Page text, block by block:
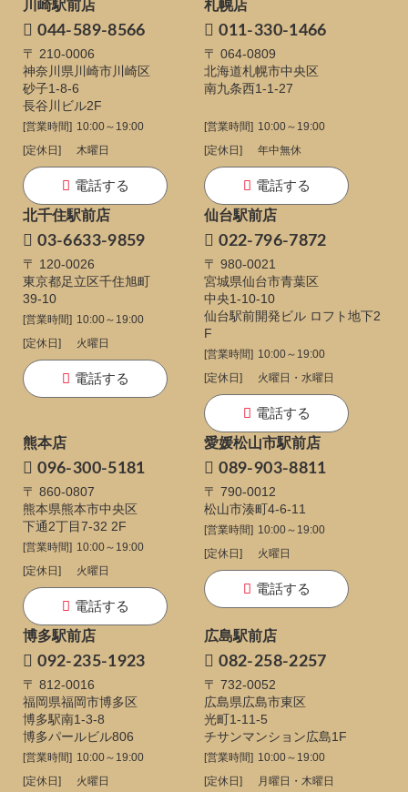
川崎駅前店
044-589-8566
〒 210-0006
神奈川県川崎市川崎区
砂子1-8-6
長谷川ビル2F
[営業時間] 10:00～19:00
[定休日]
木曜日
電話する
札幌店
011-330-1466
〒 064-0809
北海道札幌市中央区
南九条西1-1-27
[営業時間] 10:00～19:00
[定休日]
年中無休
電話する
北千住駅前店
03-6633-9859
〒 120-0026
東京都足立区千住旭町
39-10
[営業時間] 10:00～19:00
[定休日]
火曜日
電話する
仙台駅前店
022-796-7872
〒 980-0021
宮城県仙台市青葉区
中央1-10-10
仙台駅前開発ビル ロフト地下2
F
[営業時間] 10:00～19:00
[定休日]
火曜日・水曜日
電話する
熊本店
096-300-5181
〒 860-0807
熊本県熊本市中央区
下通2丁目7-32 2F
[営業時間] 10:00～19:00
[定休日]
火曜日
電話する
愛媛松山市駅前店
089-903-8811
〒 790-0012
松山市湊町4-6-11
[営業時間] 10:00～19:00
[定休日]
火曜日
電話する
博多駅前店
092-235-1923
〒 812-0016
福岡県福岡市博多区
博多駅南1-3-8
博多パールビル806
[営業時間] 10:00～19:00
[定休日]
火曜日
広島駅前店
082-258-2257
〒 732-0052
広島県広島市東区
光町1-11-5
チサンマンション広島1F
[営業時間] 10:00～19:00
[定休日]
月曜日・木曜日